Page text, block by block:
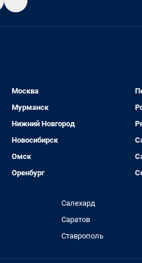
Москва
Мурманск
Нижний Новгород
Новосибирск
Омск
Оренбург
Салехард
Саратов
Ставрополь